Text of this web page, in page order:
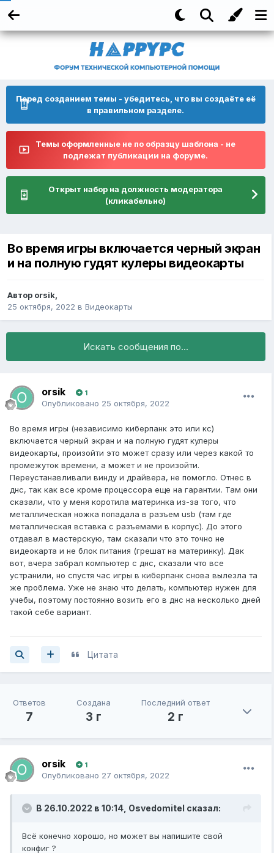
Перед созданием темы - убедитесь, что вы создаёте её
в правильном разделе.
Темы оформленные не по образцу шаблона - не
подлежат публикации на форуме.
Открыт набор на должность модератора
(кликабельно)
Во время игры включается черный экран
и на полную гудят кулеры видеокарты
Автор orsik,
25 октября, 2022 в Видеокарты
Искать сообщения по...
orsik 1
Опубликовано 25 октября, 2022
Во время игры (независимо киберпанк это или кс)
включается черный экран и на полную гудят кулеры
видеокарты, произойти это может сразу или через какой то
промежуток времени, а может и не произойти.
Переустанавливали винду и драйвера, не помогло. Отнес в
днс, так как все кроме процессора еще на гарантии. Там они
сказали, что у меня коротила материнка из-за того, что
металлическая ножка попадала в разъем usb (там где
металлическая вставка с разъемами в корпус). До этого
отдавал в мастерскую, там сказали что это точно не
видеокарта и не блок питания (грешат на материнку). Дак
вот, вчера забрал компьютер с днс, сказали что все
устранили, но спустя час игры в киберпанк снова вылезла та
же проблема. Уже не знаю что делать, компьютер нужен для
учебы, поэтому постоянно возить его в днс на несколько дней
такой себе вариант.
Цитата
Ответов
7
Создана
3 г
Последний ответ
2 г
orsik 1
Опубликовано 27 октября, 2022
В 26.10.2022 в 10:14, Osvedomitel сказал:
Всё конечно хорошо, но может вы напишите свой
конфиг ?